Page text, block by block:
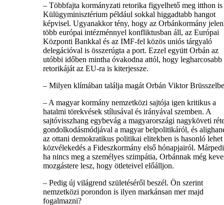
– Többfajta kormányzati retorika figyelhető meg itthon is
Külügyminisztérium például sokkal higgadtabb hangot
képvisel. Ugyanakkor tény, hogy az Orbánkormány
több európai intézménnyel konfliktusban áll, az Európai
Központi Bankkal és az IMF-fel közös uniós tárgyaló
delegációval is összerúgta a port. Ezzel együtt Orbán az
utóbbi időben mintha óvakodna attól, hogy legharcosabb
retorikáját az EU-ra is kiterjessze.
– Milyen klímában találja magát Orbán Viktor
– A magyar kormány nemzetközi sajtója igen kritikus a
hatalmi törekvések stílusával és irányával szemben. A
sajtóvisszhang egybevág a magyarországi nagyköveti
gondolkodásmódjával a magyar belpolitikáról, és
az ottani demokratikus politikai elitekben is hasonló lehet
közvélekedés a Fideszkormány első hónapjairól.
ha nincs meg a személyes szimpátia, Orbánnak még
mozgástere lesz, hogy ötleteivel előálljon.
– Pedig új világrend születéséről beszél. Ön szerint
nemzetközi porondon is ilyen markánsan mer majd
fogalmazni?